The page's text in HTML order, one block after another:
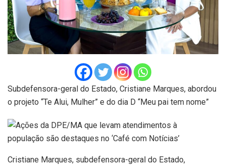
Subdefensora-geral do Estado, Cristiane Marques, abordou
o projeto “Te Alui, Mulher” e do dia D “Meu pai tem nome”
Cristiane Marques, subdefensora-geral do Estado,